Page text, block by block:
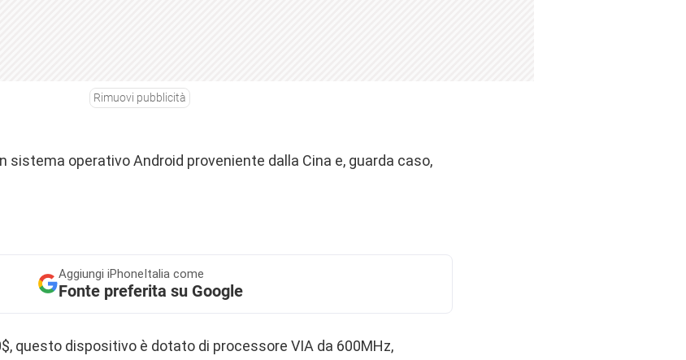
Rimuovi pubblicità
sistema operativo Android proveniente dalla Cina e, guarda caso,
Aggiungi iPhoneItalia come
Fonte preferita su Google
questo dispositivo è dotato di processore VIA da 600MHz,